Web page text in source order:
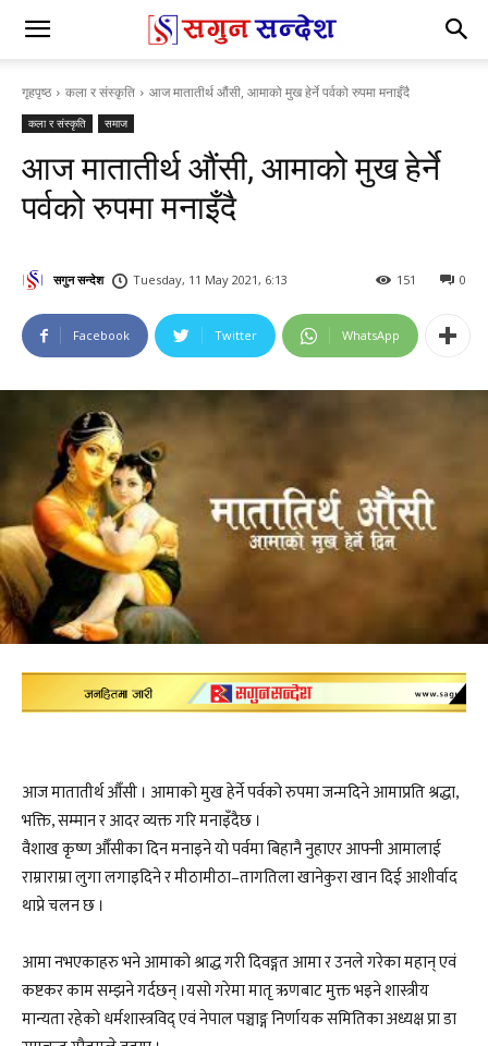
गृहपृष्ठ कला र संस्कृति आज मातातीर्थ औंसी, आमाको मुख हेर्ने पर्वको रुपमा मनाइँदै
कला र संस्कृति समाज
आज मातातीर्थ औंसी, आमाको मुख हेर्ने
पर्वको रुपमा मनाइँदै
सगुन सन्देश Tuesday, 11 May 2021, 6:13 0
151
Facebook Twitter WhatsApp
आज मातातीर्थ औँसी । आमाको मुख हेर्ने पर्वको रुपमा जन्मदिने आमाप्रति श्रद्धा,
भक्ति, सम्मान र आदर व्यक्त गरि मनाइँदैछ ।
वैशाख कृष्ण औँसीका दिन मनाइने यो पर्वमा बिहानै नुहाएर आफ्नी आमालाई
राम्राराम्रा लुगा लगाइदिने र मीठामीठा–तागतिला खानेकुरा खान दिई आशीर्वाद
थाप्ने चलन छ ।
आमा नभएकाहरु भने आमाको श्राद्ध गरी दिवङ्गत आमा र उनले गरेका महान् एवं
कष्टकर काम सम्झने गर्दछन् ।यसो गरेमा मातृ ऋणबाट मुक्त भइने शास्त्रीय
मान्यता रहेको धर्मशास्त्रविद् एवं नेपाल पञ्चाङ्ग निर्णायक समितिका अध्यक्ष प्रा डा